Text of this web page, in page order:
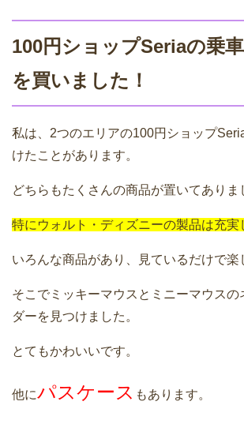
100円ショップSeriaの乗
を買いました！
私は、2つのエリアの100円ショップ
けたことがあります。
どちらもたくさんの商品が置いてありま
特にウォルト・ディズニーの製品は充実
いろんな商品があり、見ているだけで楽
そこでミッキーマウスとミニーマウスの
ダーを見つけました。
とてもかわいいです。
他にパスケース もあります。